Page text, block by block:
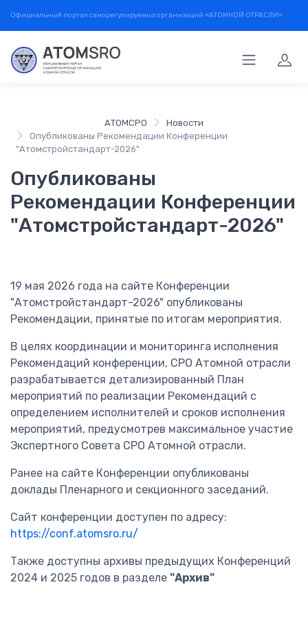
Официальный портал саморегулируемых организаций «АТОМНОЙ ОТРАСЛИ»
АТОМСРО
Новости
Опубликованы Рекомендации Конференции
"Атомстройстандарт-2026"
Опубликованы
Рекомендации Конференции
"Атомстройстандарт-2026"
19 мая 2026 года на сайте Конференции
"Атомстройстандарт-2026" опубликованы
Рекомендации, принятые по итогам мероприятия.
В целях координации и мониторинга исполнения
Рекомендаций конференции, СРО Атомной отрасли
разрабатывается детализированный План
мероприятий по реализации Рекомендаций с
определением исполнителей и сроков исполнения
мероприятий, предусмотрев максимальное участие
Экспертного Совета СРО Атомной отрасли.
Ранее на сайте Конференции опубликованы
доклады Пленарного и секционного заседаний.
Сайт конференции доступен по адресу:
https://conf.atomsro.ru/
Также доступны архивы предыдущих Конференций
2024 и 2025 годов в разделе "Архив"